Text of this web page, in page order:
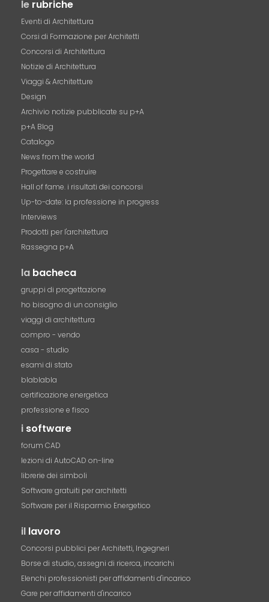
le rubriche
Eventi di Architettura
Corsi di Formazione per Architetti
Concorsi di Architettura
Notizie di Architettura
Viaggi & Architetture
Design
Archivio notizie pubblicate su p+A
p+A Blog
Catalogo
News from the world
Progettare e costruire
Hall of fame. i risultati dei concorsi
Up-to-date: la professione in progress
Interviews
Prodotti per l'architettura
Rassegna p+A
la bacheca
gruppi di progettazione
ho bisogno di un consiglio
viaggi di architettura
compro - vendo
casa - studio
esami di stato
blablabla
certificazione energetica
professione e fisco
i software
forum CAD
lezioni di AutoCAD on-line
librerie dei simboli
Software gratuiti per architetti
Software per il Risparmio Energetico
il lavoro
Concorsi pubblici per Architetti, Ingegneri
Borse di studio, assegni di ricerca, incarichi
Elenchi professionisti per affidamenti d'incarico
Gare per affidamenti d'incarico